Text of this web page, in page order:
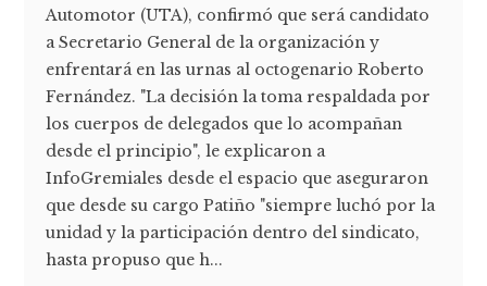
Automotor (UTA), confirmó que será candidato
a Secretario General de la organización y
enfrentará en las urnas al octogenario Roberto
Fernández. "La decisión la toma respaldada por
los cuerpos de delegados que lo acompañan
desde el principio", le explicaron a
InfoGremiales desde el espacio que aseguraron
que desde su cargo Patiño "siempre luchó por la
unidad y la participación dentro del sindicato,
hasta propuso que h...